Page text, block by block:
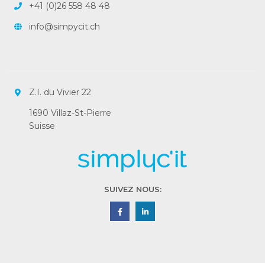
+41 (0)26 558 48 48
info@simpycit.ch
Z.I. du Vivier 22
1690 Villaz-St-Pierre
Suisse
SUIVEZ NOUS: